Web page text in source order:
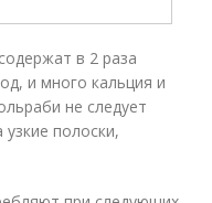
в 2 раза
и много кальция и
не следует
полоски,